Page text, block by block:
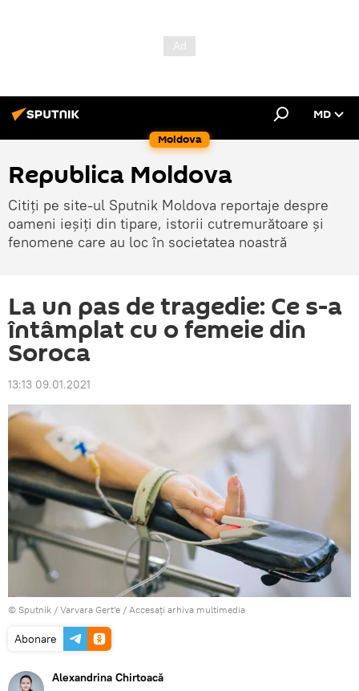
Moldova
MD
Republica Moldova
Citiți pe site-ul Sputnik Moldova reportaje despre
oameni ieșiți din tipare, istorii cutremurătoare și
fenomene care au loc în societatea noastră
La un pas de tragedie: Ce s-a
întâmplat cu o femeie din
Soroca
13:13 09.01.2021
© Sputnik / Varvara Gert'e / Accesați arhiva multimedia
Abonare
Alexandrina Chirtoacă